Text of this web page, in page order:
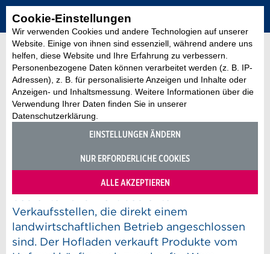
Cookie-Einstellungen
Wir verwenden Cookies und andere Technologien auf unserer
Website. Einige von ihnen sind essenziell, während andere uns
helfen, diese Website und Ihre Erfahrung zu verbessern.
Personenbezogene Daten können verarbeitet werden (z. B. IP-
Adressen), z. B. für personalisierte Anzeigen und Inhalte oder
Anzeigen- und Inhaltsmessung. Weitere Informationen über die
Verwendung Ihrer Daten finden Sie in unserer
Datenschutzerklärung.
EINSTELLUNGEN ÄNDERN
NUR ERFORDERLICHE COOKIES
ALLE AKZEPTIEREN
Rubrik
Info: Rubrik "Hofläden"
Was erfasse ich in der Rubrik "Hofläden"?
Die Rubrik "Hofläden" beinhaltet Anzeigen zu
bedienten und nicht bedienten
Verkaufsstellen, die direkt einem
landwirtschaftlichen Betrieb angeschlossen
sind. Der Hofladen verkauft Produkte vom